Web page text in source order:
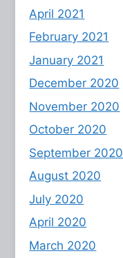
April 2021
February 2021
January 2021
December 2020
November 2020
October 2020
September 2020
August 2020
July 2020
April 2020
March 2020